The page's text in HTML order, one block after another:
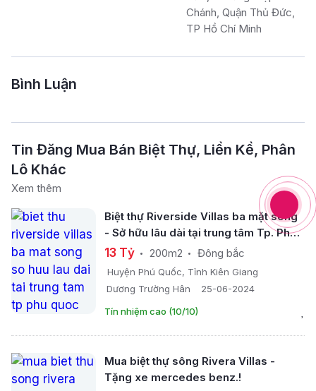
Chánh, Quận Thủ Đức,
TP Hồ Chí Minh
Bình Luận
Tin Đăng Mua Bán Biệt Thự, Liền Kề, Phân
Lô Khác
Xem thêm
Biệt thự Riverside Villas ba mặt sông
- Sở hữu lâu dài tại trung tâm Tp. Phú
Quốc
13 Tỷ 200m2 Đông bắc
Huyện Phú Quốc, Tỉnh Kiên Giang
Dương Trường Hân
25-06-2024
Tín nhiệm cao (10/10)
Mua biệt thự sông Rivera Villas -
Tặng xe mercedes benz.!